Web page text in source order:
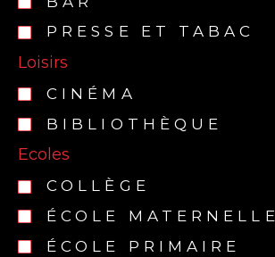
PRESSE ET TABAC
Loisirs
CINÉMA
BIBLIOTHÈQUE
Ecoles
COLLÈGE
ÉCOLE MATERNELLE
ÉCOLE PRIMAIRE